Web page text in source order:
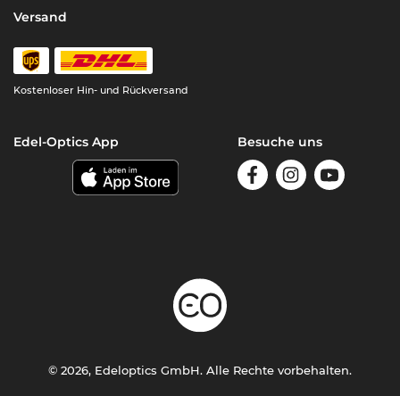
Versand
Kostenloser Hin- und Rückversand
Edel-Optics App Besuche uns
© 2026, Edeloptics GmbH. Alle Rechte vorbehalten.